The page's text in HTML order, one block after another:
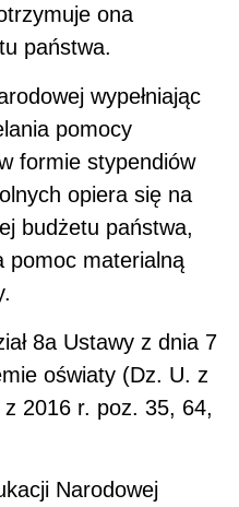
ona
państwa.
wypełniając
pomocy
formie stypendiów
opiera się na
budżetu państwa,
pomoc materialną
8a Ustawy z dnia 7
oświaty (Dz. U. z
2016 r. poz. 35, 64,
Narodowej